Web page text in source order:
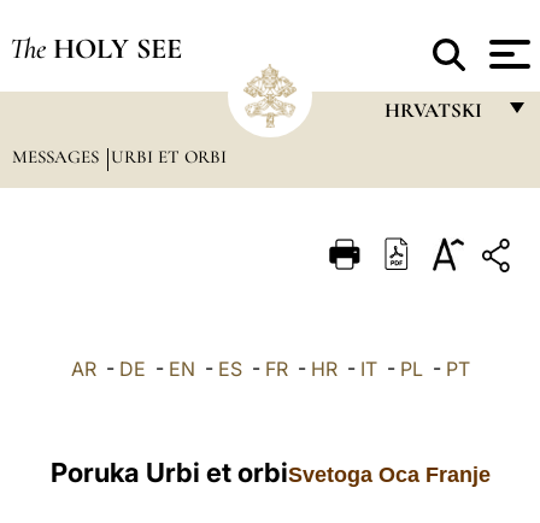
The HOLY SEE
HRVATSKI
ITALIANO
العربيّة
MESSAGES URBI ET ORBI
AR- DE - EN - ES- FR- HR- IT- PL- PT
Poruka Urbi et orbiSvetoga Oca Franje